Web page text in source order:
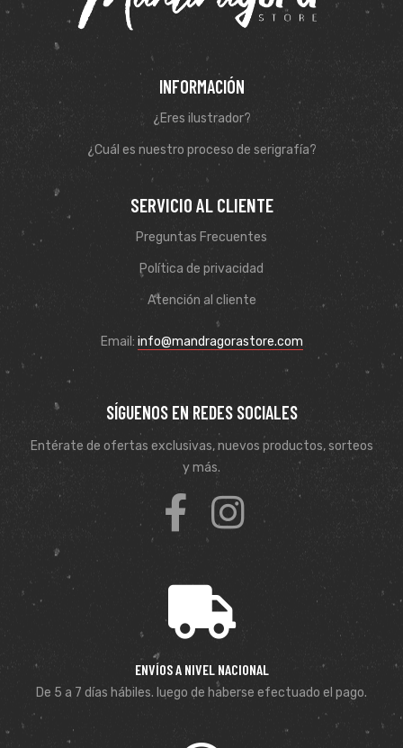
INFORMACIÓN
¿Eres ilustrador?
¿Cuál es nuestro proceso de serigrafía?
SERVICIO AL CLIENTE
Preguntas Frecuentes
Política de privacidad
Atención al cliente
Email: info@mandragorastore.com
SÍGUENOS EN REDES SOCIALES
Entérate de ofertas exclusivas, nuevos productos, sorteos
y más.
ENVÍOS A NIVEL NACIONAL
De 5 a 7 días hábiles. luego de haberse efectuado el pago.